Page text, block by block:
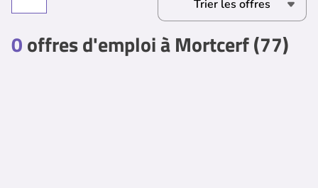
0offres d'emploi à Mortcerf (77)